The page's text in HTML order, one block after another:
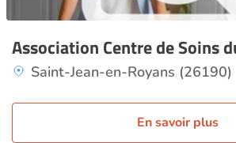
Association Centre de Soins
Saint-Jean-en-Royans (26190)
En savoir plus